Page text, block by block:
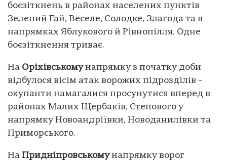
боєзіткнень в районах населених пунктів
Зелений Гай, Веселе, Солодке, Злагода та в
напрямках Яблукового й Рівнопілля. Одне
боєзіткнення триває.
На Оріхівськомунапрямку з початку доби
відбулося вісім атак ворожих підрозділів –
окупанти намагалися просунутися вперед в
районах Малих Щербаків, Степового у
напрямку Новоандріївки, Новоданилівки та
Приморського.
На Придніпровськомунапрямку ворог